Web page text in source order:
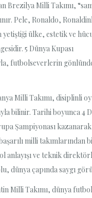
Brezilya Milli Takımı,
Pele, Ronaldo,
yetiştiği ülke, estetik ve
5 Dünya Kupası
futbolseverlerin
Milli Takımı, disiplinli
bilinir. Tarihi boyunca 4
Şampiyonası kazanarak
milli takımlarından
anlayışı ve teknik
dünya çapında saygı
Milli Takımı, dünya